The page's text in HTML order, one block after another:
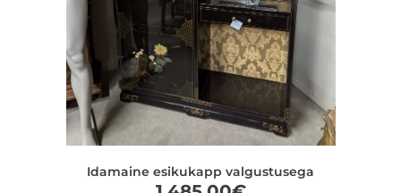
Idamaine esikukapp valgustusega